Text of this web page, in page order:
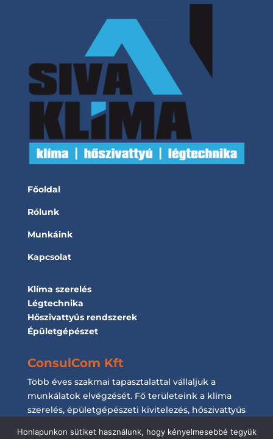
Főoldal
Rólunk
Munkáink
Kapcsolat
Klíma szerelés
Légtechnika
Hőszivattyús rendszerek
Épületgépészet
ConsulCom Kft
Több éves szakmai tapasztalattal vállaljuk a
munkálatok elvégzését. Fő területeink a klíma
szerelés, épületgépészeti kivitelezés, hőszivattyús
Honlapunkon sütiket használunk, hogy kényelmesebbé tegyük